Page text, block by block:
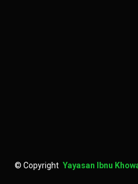
© Copyright Yayasan Ibnu